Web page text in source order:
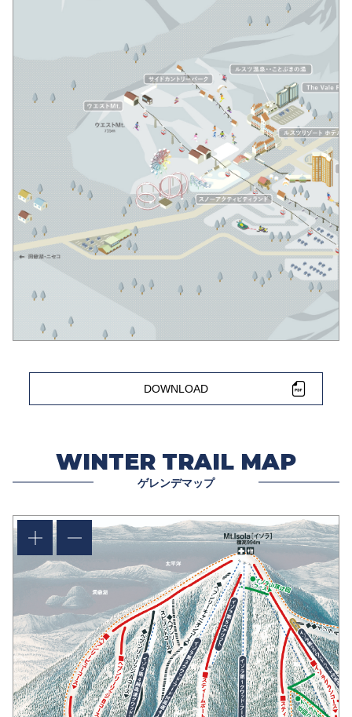
DOWNLOAD
WINTER TRAIL MAP
ゲレンデマップ